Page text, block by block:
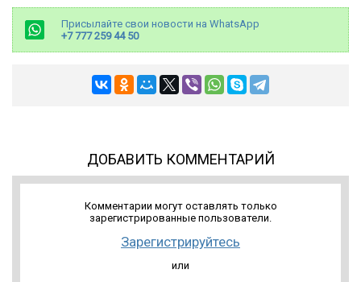
Присылайте свои новости на WhatsApp
+7 777 259 44 50
ДОБАВИТЬ КОММЕНТАРИЙ
Комментарии могут оставлять только
зарегистрированные пользователи.
Зарегистрируйтесь
или